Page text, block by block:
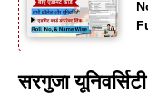
सरगुजा